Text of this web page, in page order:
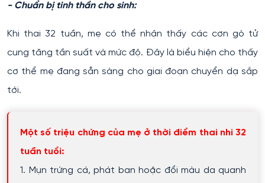
- Chuẩn bị tinh thần cho sinh:
Khi thai 32 tuần, mẹ có thể nhận thấy các cơn gò tử
cung tăng tần suất và mức độ. Đây là biểu hiện cho thấy
cơ thể mẹ đang sẵn sàng cho giai đoạn chuyển dạ sắp
tới.
Một số triệu chứng của mẹ ở thời điểm thai nhi 32
tuần tuổi:
1. Mụn trứng cá, phát ban hoặc đổi màu da quanh